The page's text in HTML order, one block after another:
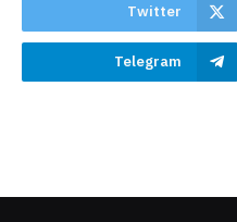
Twitter
Telegram